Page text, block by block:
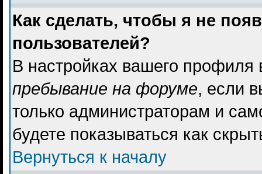
Как сделать, чтобы я не
пользователей?
В настройках вашего
пребывание на форуме, если
только администраторам и
будете показываться как
Вернуться к началу